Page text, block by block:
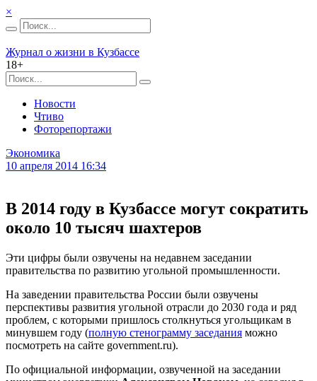
×
Журнал о жизни в Кузбассе
18+
Новости
Чтиво
Фоторепортажи
Экономика
10 апреля 2014 16:34
В 2014 году в Кузбассе могут сократить
около 10 тысяч шахтеров
Эти цифры были озвучены на недавнем заседании
правительства по развитию угольной промышленности.
На заведении правительства России были озвучены
перспективы развития угольной отрасли до 2030 года и ряд
проблем, с которыми пришлось столкнуться угольщикам в
минувшем году (полную стенограмму заседания можно
посмотреть на сайте government.ru).
По официальной информации, озвученной на заседании